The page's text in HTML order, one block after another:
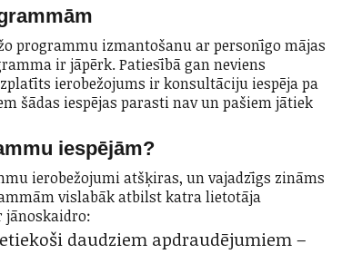
programmu izmantošanu ar personīgo mājas
ir jāpērk. Patiesībā gan neviens
ierobežojums ir konsultāciju iespēja pa
šādas iespējas parasti nav un pašiem jātiek
iespējām?
ierobežojumi atšķiras, un vajadzīgs zināms
vislabāk atbilst katra lietotāja
jānoskaidro:
daudziem apdraudējumiem –